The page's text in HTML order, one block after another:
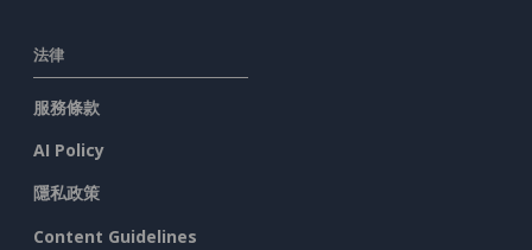
法律
服務條款
AI Policy
隱私政策
Content Guidelines